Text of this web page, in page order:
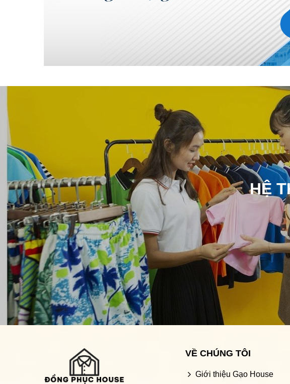
HỆ
VỀ CHÚNG TÔI
Giới thiệu Gạo House